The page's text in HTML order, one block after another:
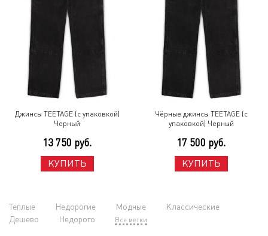
Джинсы TEETAGE (с упаковкой)
Черный
13 750 руб.
КУПИТЬ
Чёрные джинсы TEETAGE (с
упаковкой) Черный
17 500 руб.
КУПИТЬ
Тёплые Недорогие Модные
Классические
Дешево
Недорого Все метки